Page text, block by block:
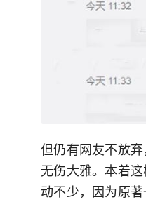
但仍有网友不放
无伤大雅。本着
动不少，因为原